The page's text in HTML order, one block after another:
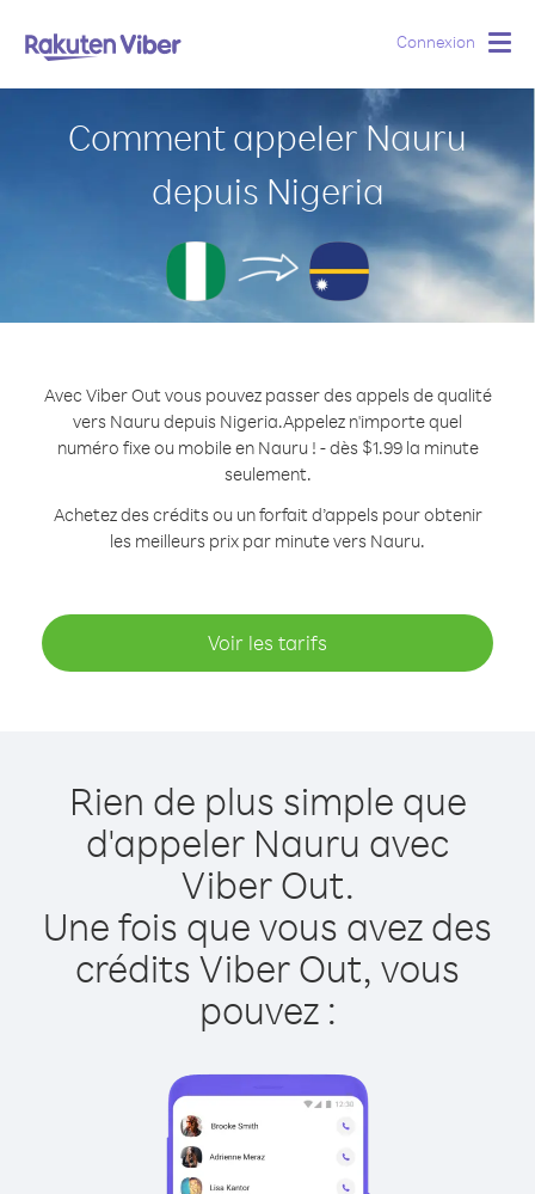
Connexion
Comment appeler Nauru
depuis Nigeria
Avec Viber Out vous pouvez passer des appels de qualité
vers Nauru depuis Nigeria.Appelez n'importe quel
numéro fixe ou mobile en Nauru ! - dès $1.99 la minute
seulement.
Achetez des crédits ou un forfait d’appels pour obtenir
les meilleurs prix par minute vers Nauru.
Voir les tarifs
Rien de plus simple que
d'appeler Nauru avec
Viber Out.
Une fois que vous avez des
crédits Viber Out, vous
pouvez :